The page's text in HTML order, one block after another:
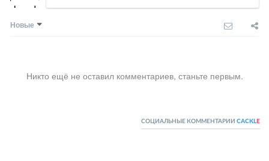
Новые
Никто ещё не оставил комментариев, станьте первым.
СОЦИАЛЬНЫЕ КОММЕНТАРИИ CACKL E